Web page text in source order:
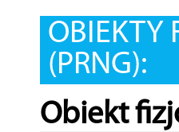
OBIEKTY
(PRNG):
Obiekt